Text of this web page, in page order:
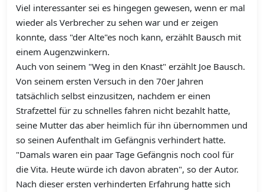
Viel interessanter sei es hingegen gewesen, wenn er mal
wieder als Verbrecher zu sehen war und er zeigen
konnte, dass "der Alte"es noch kann, erzählt Bausch mit
einem Augenzwinkern.
Auch von seinem "Weg in den Knast" erzählt Joe Bausch.
Von seinem ersten Versuch in den 70er Jahren
tatsächlich selbst einzusitzen, nachdem er einen
Strafzettel für zu schnelles fahren nicht bezahlt hatte,
seine Mutter das aber heimlich für ihn übernommen und
so seinen Aufenthalt im Gefängnis verhindert hatte.
"Damals waren ein paar Tage Gefängnis noch cool für
die Vita. Heute würde ich davon abraten", so der Autor.
Nach dieser ersten verhinderten Erfahrung hatte sich